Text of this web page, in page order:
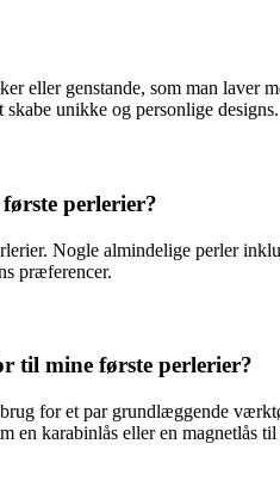
eller genstande, som man
unikke og personlige designs.
perlerier?
Nogle almindelige perler
præferencer.
til mine første perlerier?
for et par grundlæggende
en karabinlås eller en magnetlås